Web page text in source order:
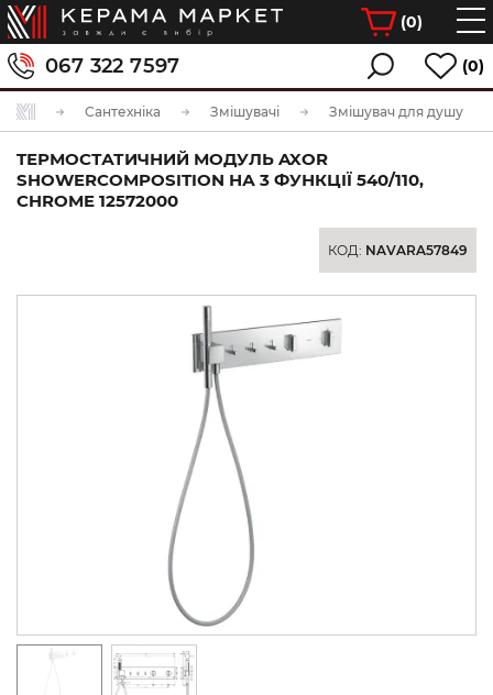
(0)
067 322 7597 (0)
Сантехніка Змішувачі Змішувач для душу
TЕРМОСТАТИЧНИЙ МОДУЛЬ AXOR
SHOWERCOMPOSITION НА 3 ФУНКЦІЇ 540/110,
CHROME 12572000
КОД: NAVARA57849